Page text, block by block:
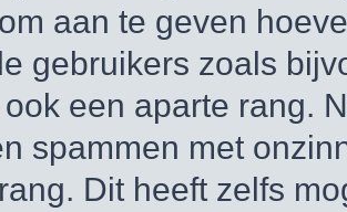
aan te geven
gebruikers zoals
een aparte rang.
spammen met
Dit heeft zelfs